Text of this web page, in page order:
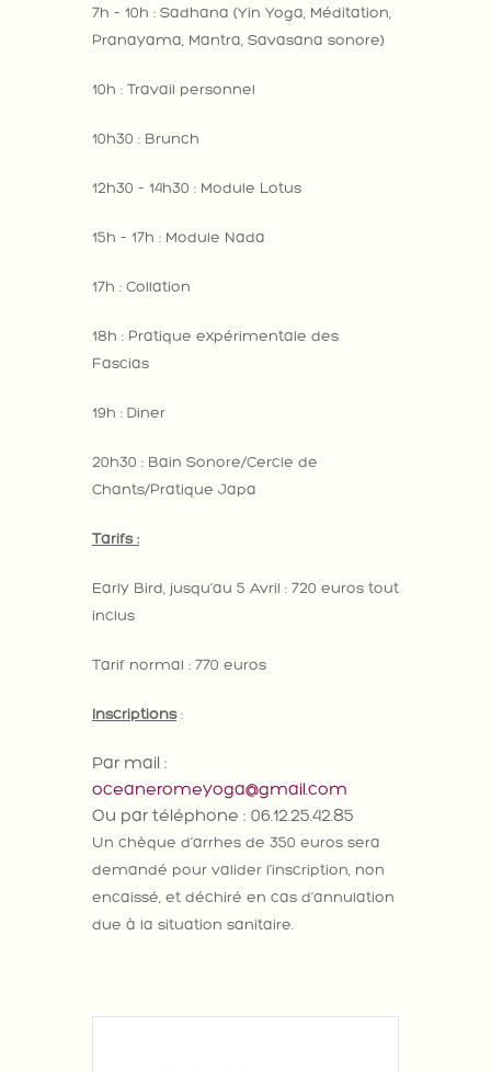
7h – 10h : Sadhana (Yin Yoga, Méditation,
Pranayama, Mantra, Savasana sonore)
10h : Travail personnel
10h30 : Brunch
12h30 – 14h30 : Module Lotus
15h – 17h : Module Nada
17h : Collation
18h : Pratique expérimentale des
Fascias
19h : Diner
20h30 : Bain Sonore/Cercle de
Chants/Pratique Japa
Tarifs :
Early Bird, jusqu’au 5 Avril : 720 euros tout
inclus
Tarif normal : 770 euros
Inscriptions:
Par mail :
oceaneromeyoga@gmail.com
Ou par téléphone : 06.12.25.42.85
Un chèque d’arrhes de 350 euros sera
demandé pour valider l’inscription, non
encaissé, et déchiré en cas d’annulation
due à la situation sanitaire.